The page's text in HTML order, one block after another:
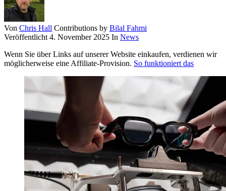
Von Chris Hall Contributions by Bilal Fahmi
Veröffentlicht 4. November 2025 In News
Wenn Sie über Links auf unserer Website einkaufen, verdienen wir
möglicherweise eine Affiliate-Provision. So funktioniert das